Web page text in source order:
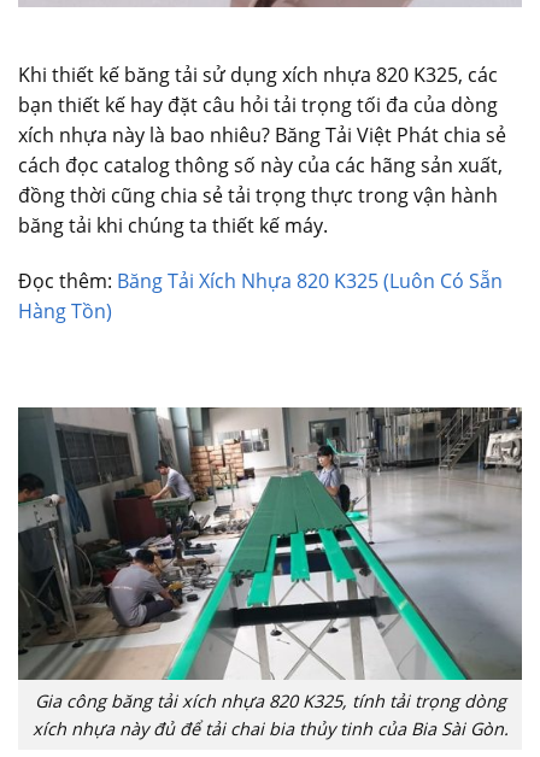
Khi thiết kế băng tải sử dụng xích nhựa 820 K325, các
bạn thiết kế hay đặt câu hỏi tải trọng tối đa của dòng
xích nhựa này là bao nhiêu? Băng Tải Việt Phát chia sẻ
cách đọc catalog thông số này của các hãng sản xuất,
đồng thời cũng chia sẻ tải trọng thực trong vận hành
băng tải khi chúng ta thiết kế máy.
Đọc thêm: Băng Tải Xích Nhựa 820 K325 (Luôn Có Sẵn
Hàng Tồn)
Gia công băng tải xích nhựa 820 K325, tính tải trọng dòng
xích nhựa này đủ để tải chai bia thủy tinh của Bia Sài Gòn.